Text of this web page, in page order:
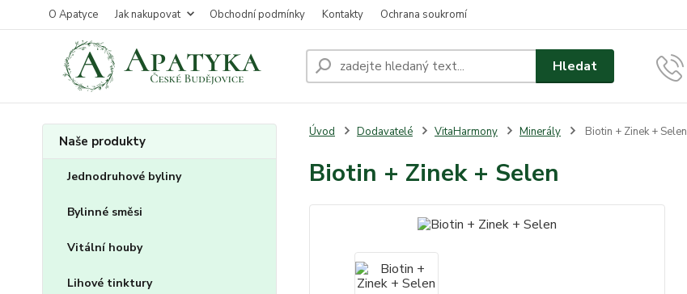
O Apatyce Jak nakupovat Obchodní podmínky Kontakty Ochrana soukromí
Hledat
Naše produkty
Jednodruhové byliny
Bylinné směsi
Vitální houby
Lihové tinktury
Úvod Dodavatelé VitaHarmony Minerály Biotin + Zinek + Selen
Biotin + Zinek + Selen